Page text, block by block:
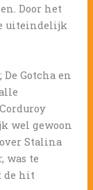
Door het
uiteindelijk
Gotcha en
wel gewoon
Stalina
was te
de hit